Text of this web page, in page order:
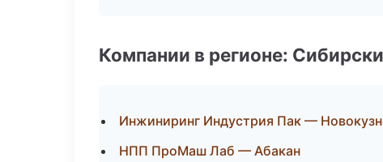
Компании в регионе:
Инжиниринг Индустрия Пак —
НПП ПроМаш Лаб — Абакан